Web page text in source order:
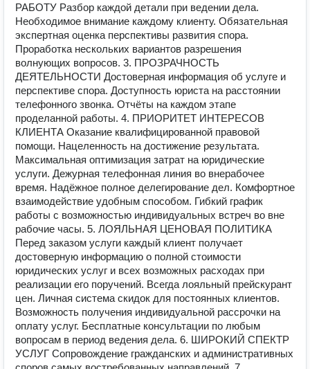
РАБОТУ Разбор каждой детали при ведении дела.
Необходимое внимание каждому клиенту. Обязательная
экспертная оценка перспективы развития спора.
Проработка нескольких вариантов разрешения
волнующих вопросов. 3. ПРОЗРАЧНОСТЬ
ДЕЯТЕЛЬНОСТИ Достоверная информация об услуге и
перспективе спора. Доступность юриста на расстоянии
телефонного звонка. Отчёты на каждом этапе
проделанной работы. 4. ПРИОРИТЕТ ИНТЕРЕСОВ
КЛИЕНТА Оказание квалифицированной правовой
помощи. Нацеленность на достижение результата.
Максимальная оптимизация затрат на юридические
услуги. Дежурная телефонная линия во внерабочее
время. Надёжное полное делегирование дел. Комфортное
взаимодействие удобным способом. Гибкий график
работы с возможностью индивидуальных встреч во вне
рабочие часы. 5. ЛОЯЛЬНАЯ ЦЕНОВАЯ ПОЛИТИКА
Перед заказом услуги каждый клиент получает
достоверную информацию о полной стоимости
юридических услуг и всех возможных расходах при
реализации его поручений. Всегда лояльный прейскурант
цен. Личная система скидок для постоянных клиентов.
Возможность получения индивидуальной рассрочки на
оплату услуг. Бесплатные консультации по любым
вопросам в период ведения дела. 6. ШИРОКИЙ СПЕКТР
УСЛУГ Сопровождение гражданских и административных